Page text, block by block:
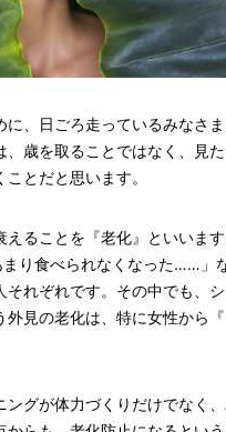
、日ごろ走っているみなさま
、歳を取ることではなく、見
とだと思います。
えることを『老化』といいま
り食べられなくなった……」
れぞれです。その中でも、シ
外見の老化は、特に女性から
グが体力づくりだけでなく